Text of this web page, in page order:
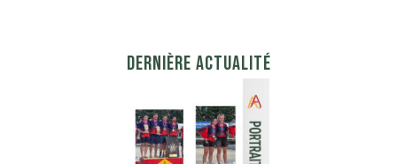
DERNIÈRE ACTUALITÉ